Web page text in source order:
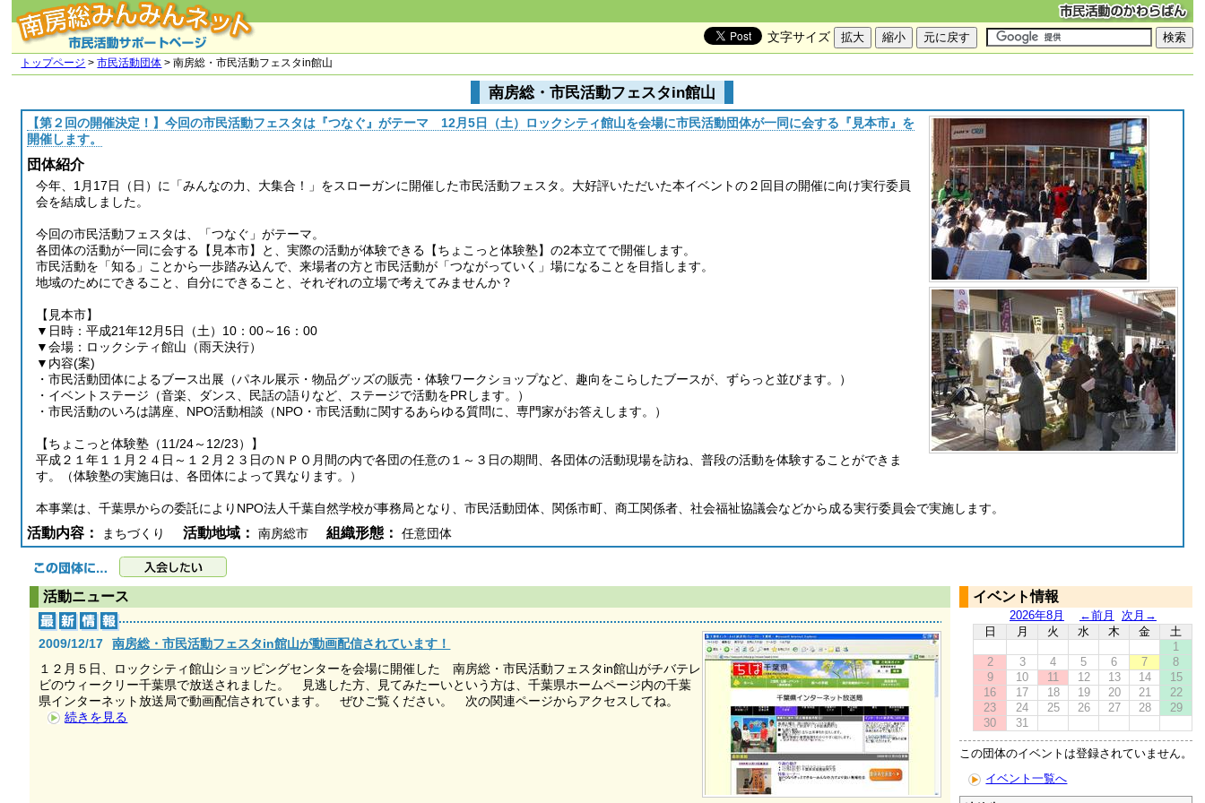
文字サイズ
トップページ >市民活動団体 > 南房総・市民活動フェスタin館山
南房総・市民活動フェスタin館山
【第２回の開催決定！】今回の市民活動フェスタは『つなぐ』がテーマ 12月5日（土）ロックシティ館山を会場に市民活動団体が一同に会する『見本市』を
開催します。
団体紹介
今年、1月17日（日）に「みんなの力、大集合！」をスローガンに開催した市民活動フェスタ。大好評いただいた本イベントの２回目の開催に向け実行委員
会を結成しました。
今回の市民活動フェスタは、「つなぐ」がテーマ。
各団体の活動が一同に会する【見本市】と、実際の活動が体験できる【ちょこっと体験塾】の2本立てで開催します。
市民活動を「知る」ことから一歩踏み込んで、来場者の方と市民活動が「つながっていく」場になることを目指します。
地域のためにできること、自分にできること、それぞれの立場で考えてみませんか？
【見本市】
▼日時：平成21年12月5日（土）10：00～16：00
▼会場：ロックシティ館山（雨天決行）
▼内容(案)
・市民活動団体によるブース出展（パネル展示・物品グッズの販売・体験ワークショップなど、趣向をこらしたブースが、ずらっと並びます。）
・イベントステージ（音楽、ダンス、民話の語りなど、ステージで活動をPRします。）
・市民活動のいろは講座、NPO活動相談（NPO・市民活動に関するあらゆる質問に、専門家がお答えします。）
【ちょこっと体験塾（11/24～12/23）】
平成２１年１１月２４日～１２月２３日のＮＰＯ月間の内で各団の任意の１～３日の期間、各団体の活動現場を訪ね、普段の活動を体験することができま
す。（体験塾の実施日は、各団体によって異なります。）
本事業は、千葉県からの委託によりNPO法人千葉自然学校が事務局となり、市民活動団体、関係市町、商工関係者、社会福祉協議会などから成る実行委員会で実施します。
活動内容： まちづくり 活動地域： 南房総市 組織形態： 任意団体
活動ニュース
2009/12/17
南房総・市民活動フェスタin館山が動画配信されています！
１２月５日、ロックシティ館山ショッピングセンターを会場に開催した 南房総・市民活動フェスタin館山がチバテレ
ビのウィークリー千葉県で放送されました。 見逃した方、見てみたーいという方は、千葉県ホームページ内の千葉
県インターネット放送局で動画配信されています。 ぜひご覧ください。 次の関連ページからアクセスしてね。
続きを見る
イベント情報
2026年8月 ←前月
次月→
日
月 火 水 木 金
土
1
2
3 4 5 6 7
8
9
10 11 12 13 14
15
16
17 18 19 20 21
22
23
24 25 26 27 28
29
30
31
この団体のイベントは登録されていません。
イベント一覧へ